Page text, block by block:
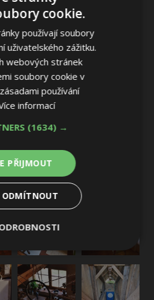
cookie.
používají soubory
uživatelského zážitku.
webových stránek
soubory cookie v
používání
informací
(1634) →
PŘIJMOUT
ODMÍTNOUT
Výkonové
soubory
Soubory
cílení